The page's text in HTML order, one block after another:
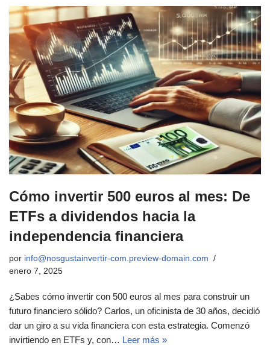
Cómo invertir 500 euros al mes: De
ETFs a dividendos hacia la
independencia financiera
por info@nosgustainvertir-com.preview-domain.com
enero 7, 2025
¿Sabes cómo invertir con 500 euros al mes para construir un
futuro financiero sólido? Carlos, un oficinista de 30 años, decidió
dar un giro a su vida financiera con esta estrategia. Comenzó
invirtiendo en ETFs y, con… Leer más »